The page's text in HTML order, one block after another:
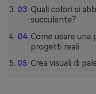
Quali colori si
succulente?
Come usare
progetti reali
Crea visuali di